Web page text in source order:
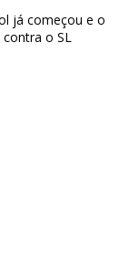
já começou e o
o SL